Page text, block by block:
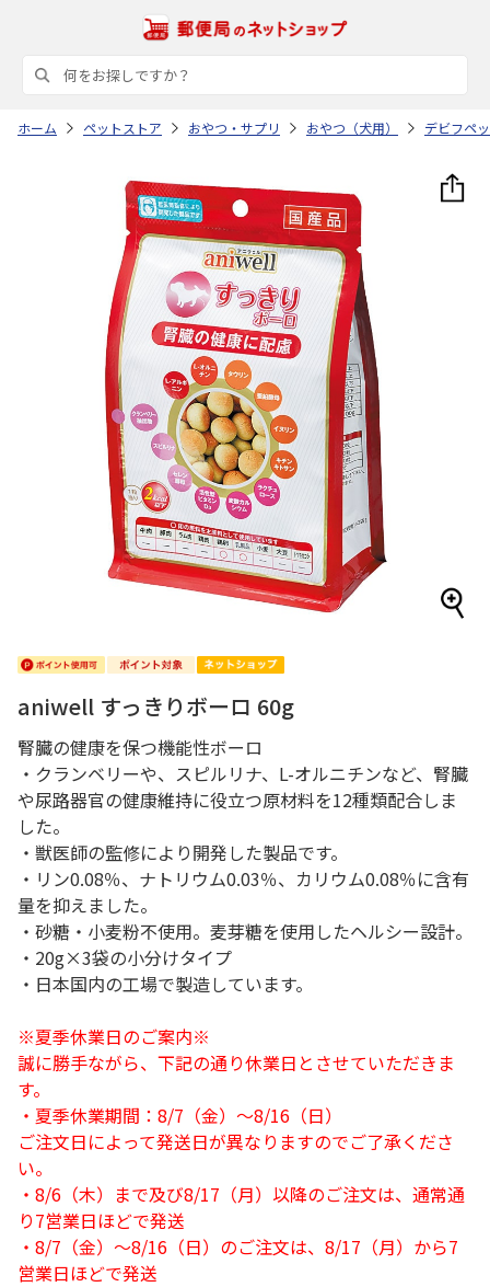
ホーム ペットストア おやつ・サプリ おやつ（犬用） デビフペ
aniwell すっきりボーロ 60g
腎臓の健康を保つ機能性ボーロ
・クランベリーや、スピルリナ、L-オルニチンなど、腎臓
や尿路器官の健康維持に役立つ原材料を12種類配合しま
した。
・獣医師の監修により開発した製品です。
・リン0.08％、ナトリウム0.03％、カリウム0.08％に含有
量を抑えました。
・砂糖・小麦粉不使用。麦芽糖を使用したヘルシー設計。
・20g×3袋の小分けタイプ
・日本国内の工場で製造しています。
※夏季休業日のご案内※
誠に勝手ながら、下記の通り休業日とさせていただきま
す。
・夏季休業期間：8/7（金）～8/16（日）
ご注文日によって発送日が異なりますのでご了承くださ
い。
・8/6（木）まで及び8/17（月）以降のご注文は、通常通
り7営業日ほどで発送
・8/7（金）～8/16（日）のご注文は、8/17（月）から7
営業日ほどで発送